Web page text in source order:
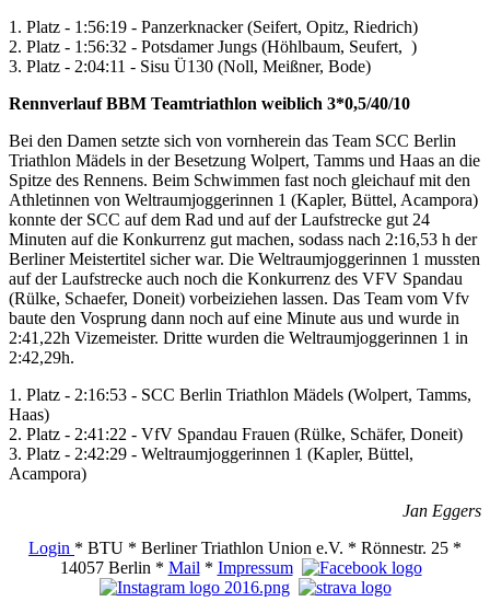
1. Platz - 1:56:19 - Panzerknacker (Seifert, Opitz, Riedrich)
2. Platz - 1:56:32 - Potsdamer Jungs (Höhlbaum, Seufert, )
3. Platz - 2:04:11 - Sisu Ü130 (Noll, Meißner, Bode)
Rennverlauf BBM Teamtriathlon weiblich 3*0,5/40/10
Bei den Damen setzte sich von vornherein das Team SCC Berlin
Triathlon Mädels in der Besetzung Wolpert, Tamms und Haas an die
Spitze des Rennens. Beim Schwimmen fast noch gleichauf mit den
Athletinnen von Weltraumjoggerinnen 1 (Kapler, Büttel, Acampora)
konnte der SCC auf dem Rad und auf der Laufstrecke gut 24
Minuten auf die Konkurrenz gut machen, sodass nach 2:16,53 h der
Berliner Meistertitel sicher war. Die Weltraumjoggerinnen 1 mussten
auf der Laufstrecke auch noch die Konkurrenz des VFV Spandau
(Rülke, Schaefer, Doneit) vorbeiziehen lassen. Das Team vom Vfv
baute den Vosprung dann noch auf eine Minute aus und wurde in
2:41,22h Vizemeister. Dritte wurden die Weltraumjoggerinnen 1 in
2:42,29h.
1. Platz - 2:16:53 - SCC Berlin Triathlon Mädels (Wolpert, Tamms,
Haas)
2. Platz - 2:41:22 - VfV Spandau Frauen (Rülke, Schäfer, Doneit)
3. Platz - 2:42:29 - Weltraumjoggerinnen 1 (Kapler, Büttel,
Acampora)
Jan Eggers
Login * BTU * Berliner Triathlon Union e.V. * Rönnestr. 25 *
14057 Berlin * Mail * Impressum